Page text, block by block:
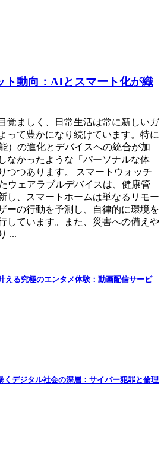
ト動向：AIとスマート化が織
覚ましく、日常生活は常に新しいガ
って豊かになり続けています。特に
）の進化とデバイスへの統合が加
なかったような「パーソナルな体
つつあります。 スマートウォッチ
ウェアラブルデバイスは、健康管
し、スマートホームは単なるリモー
ーの行動を予測し、自律的に環境を
しています。また、災害への備えや
...
える究極のエンタメ体験：動画配信サービ
くデジタル社会の深層：サイバー犯罪と倫理